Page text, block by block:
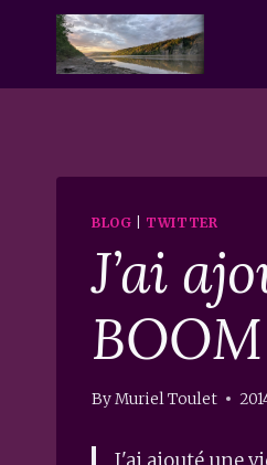
content
BLOG TWITTER
J’ai
ByMuriel Toulet
J'ai ajouté une